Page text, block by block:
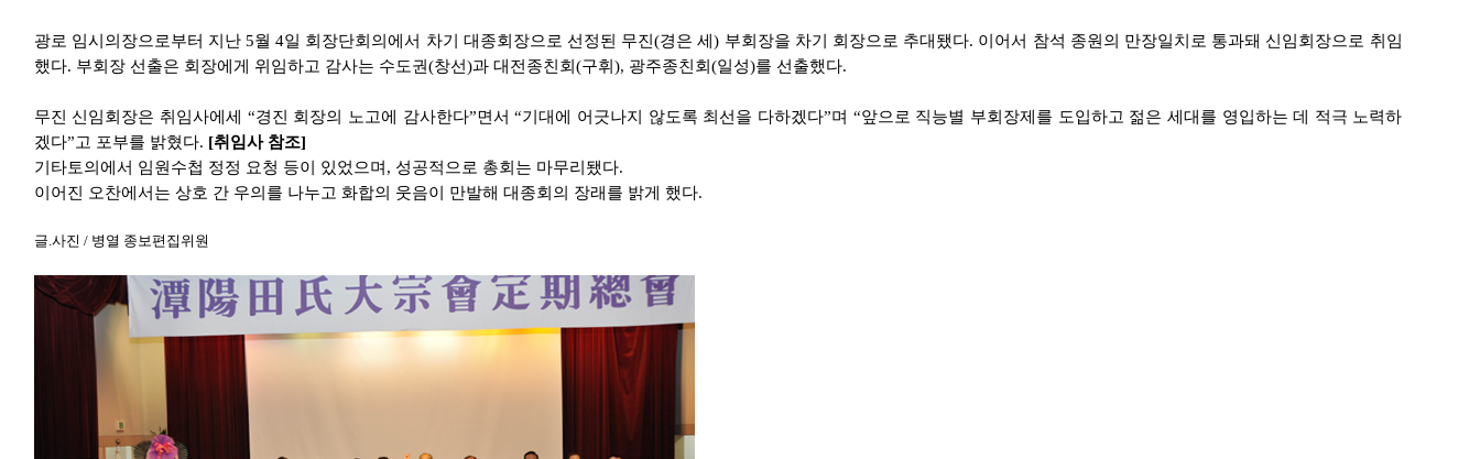
광로 임시의장으로부터 지난 5월 4일 회장단회의에서 차기 대종회장으로 선정된 무진(경은 세) 부회장을 차기 회장으로 추대됐다. 이어서 참석 종원의 만장일치로 통과돼 신임회장으로 취임
했다. 부회장 선출은 회장에게 위임하고 감사는 수도권(창선)과 대전종친회(구휘), 광주종친회(일성)를 선출했다.
무진 신임회장은 취임사에세 “경진 회장의 노고에 감사한다”면서 “기대에 어긋나지 않도록 최선을 다하겠다”며 “앞으로 직능별 부회장제를 도입하고 젊은 세대를 영입하는 데 적극 노력하
겠다”고 포부를 밝혔다. [취임사 참조]
기타토의에서 임원수첩 정정 요청 등이 있었으며, 성공적으로 총회는 마무리됐다.
이어진 오찬에서는 상호 간 우의를 나누고 화합의 웃음이 만발해 대종회의 장래를 밝게 했다.
글.사진 / 병열 종보편집위원